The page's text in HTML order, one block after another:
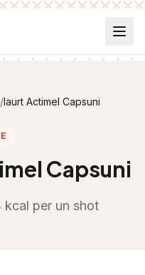
/Iaurt Actimel Capsuni
Capsuni
kcal per un shot